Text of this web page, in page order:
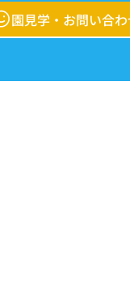
園見学・お問い合